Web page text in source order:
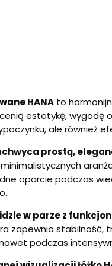
HANA to
estetykę, wygodę
ale również
prostą,
oparcie podczas
w parze z
zapewnia stabilność,
podczas